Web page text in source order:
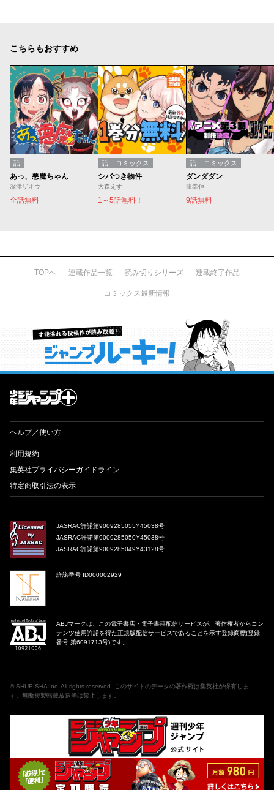
こちらもおすすめ
話
あっ、悪魔ちゃん
深津ザオウ
全話無料
話 コミックス
シバつき物件
大森えす
1～5話無料！
話 コミックス
ダンダダン
龍幸伸
9話無料
TOPへ 連載作品一覧 読み切りシリーズ 連載終了作品
コミックス最新情報
才能溢れる投稿作が読み放題！ ジャンプルーキー！
ヘルプ／使い方
利用規約
集英社プライバシーガイドライン
特定商取引法の表示
JASRAC許諾第9009285055Y45038号
JASRAC許諾第9009285050Y45038号
JASRAC許諾第9009285049Y43128号
許諾番号 ID000002929
ABJマークは、この電子書店・電子書籍配信サービスが、著作権者からコン
テンツ使用許諾を得た正規版配信サービスであることを示す登録商標(登録
番号 第6091713号)です。
© SHUEISHA Inc . All rights reserved. このサイトのデータの著作権は集英社が保有しま
す。無断複製転載放送等は禁止します。